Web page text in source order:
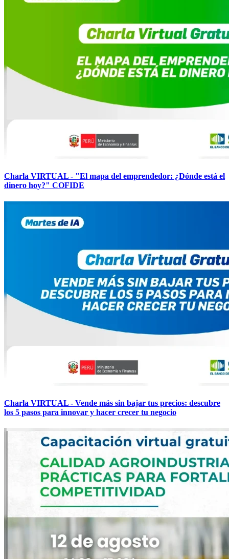
Charla VIRTUAL - "El mapa del emprendedor: ¿Dónde está el
dinero hoy?" COFIDE
Charla VIRTUAL - Vende más sin bajar tus precios: descubre
los 5 pasos para innovar y hacer crecer tu negocio